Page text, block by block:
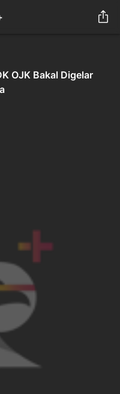
OJK Bakal Digelar